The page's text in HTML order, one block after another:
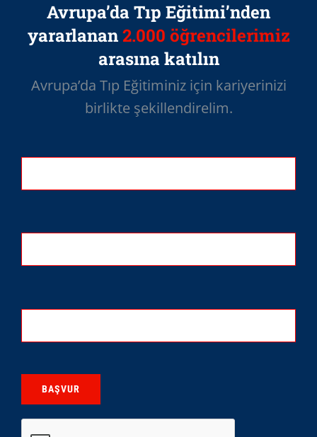
Avrupa’da Tıp Eğitimi’nden
yararlanan2.000 öğrencilerimiz
arasına katılın
Avrupa’da Tıp Eğitiminiz için kariyerinizi
birlikte şekillendirelim.